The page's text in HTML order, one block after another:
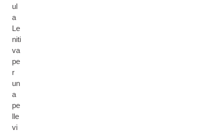
ul
a
Le
niti
va
pe
r
un
a
pe
lle
vi